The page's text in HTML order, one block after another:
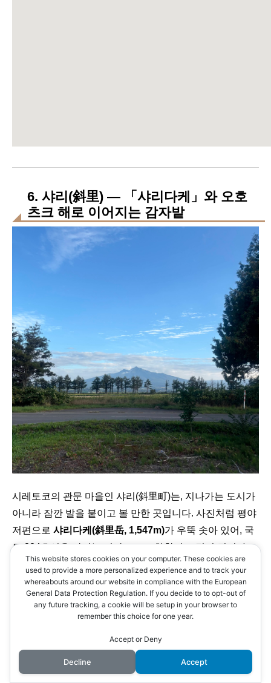
6. 샤리(斜里) — 「샤리다케」와 오호
츠크 해로 이어지는 감자밭
시레토코의 관문 마을인 샤리(斜里町)는, 지나가는 도시가
아니라 잠깐 발을 붙이고 볼 만한 곳입니다. 사진처럼 평야
저편으로 샤리다케(斜里岳, 1,547m)가 우뚝 솟아 있어, 국
도 334호선을 달리는 것만으로도 차창이 그림이 됩니다.
This website stores cookies on your computer. These cookies are
used to provide a more personalized experience and to track your
whereabouts around our website in compliance with the European
General Data Protection Regulation. If you decide to to opt-out of
any future tracking, a cookie will be setup in your browser to
remember this choice for one year.
Accept or Deny
Decline Accept